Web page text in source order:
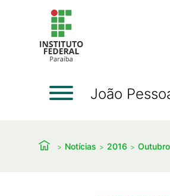
João
Notícias 2016